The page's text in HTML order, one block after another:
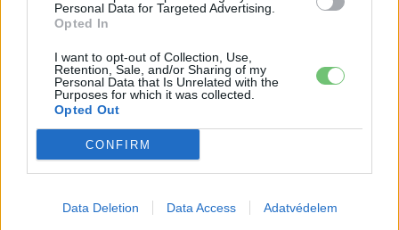
Personal Data for Targeted Advertising.
Opted In
I want to opt-out of Collection, Use,
Retention, Sale, and/or Sharing of my
Personal Data that Is Unrelated with the
Purposes for which it was collected.
Opted Out
CONFIRM
Data Deletion Data Access Adatvédelem